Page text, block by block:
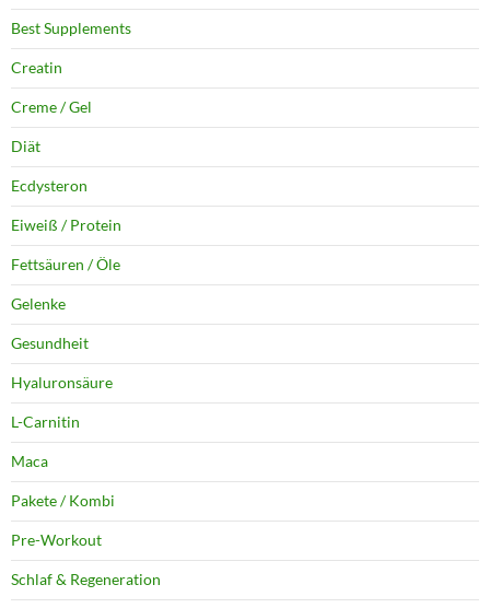
Best Supplements
Creatin
Creme / Gel
Diät
Ecdysteron
Eiweiß / Protein
Fettsäuren / Öle
Gelenke
Gesundheit
Hyaluronsäure
L-Carnitin
Maca
Pakete / Kombi
Pre-Workout
Schlaf & Regeneration